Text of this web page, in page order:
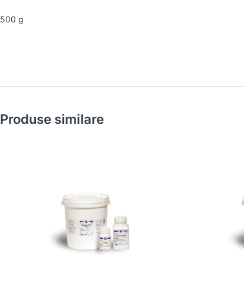
500 g
Produse similare